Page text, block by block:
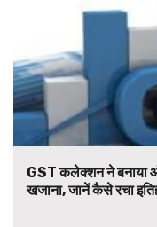
GST कलेक्शन ने बनाया
खजाना, जानें कैसे रचा